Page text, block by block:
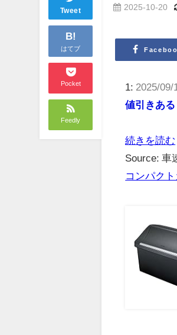
Tweet
B!
はてブ
Pocket
Feedly
2025-10-20
1: 2025/
値引きある
続きを読む
Source: 車
コンパク